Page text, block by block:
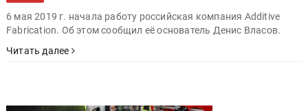
6 мая 2019 г. начала работу российская компания Additive
Fabrication. Об этом сообщил её основатель Денис Власов.
Читать далее